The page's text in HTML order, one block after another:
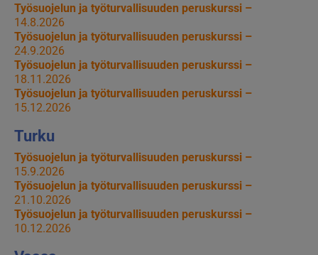
Työsuojelun ja työturvallisuuden peruskurssi –
14.8.2026
Työsuojelun ja työturvallisuuden peruskurssi –
24.9.2026
Työsuojelun ja työturvallisuuden peruskurssi –
18.11.2026
Työsuojelun ja työturvallisuuden peruskurssi –
15.12.2026
Turku
Työsuojelun ja työturvallisuuden peruskurssi –
15.9.2026
Työsuojelun ja työturvallisuuden peruskurssi –
21.10.2026
Työsuojelun ja työturvallisuuden peruskurssi –
10.12.2026